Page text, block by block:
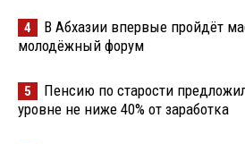
4
В Абхазии впервые пройдёт
молодёжный форум
5
Пенсию по старости
уровне не ниже 40% от заработка